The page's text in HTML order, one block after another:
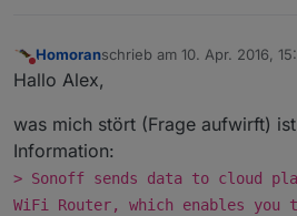
Nicht stören
Homoranschrieb am 10. Apr. 2016,
zuletzt editiert von
Hallo Alex,
was mich stört (Frage aufwirft)
Information:
> Sonoff sends data to cloud
WiFi Router, which enables you